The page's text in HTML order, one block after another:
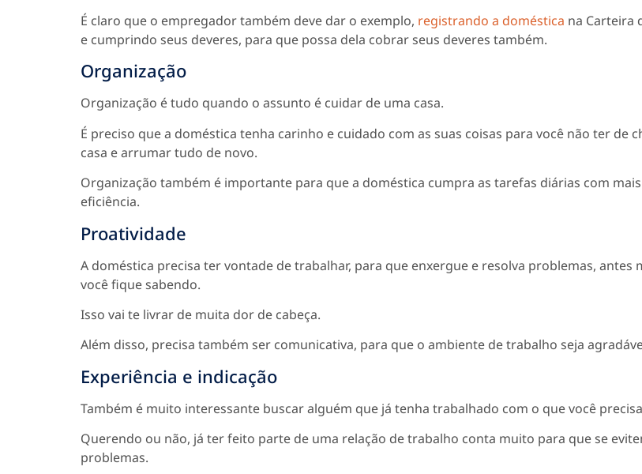
É claro que o empregador também deve dar o exemplo, registrando a doméstica na Carteira
e cumprindo seus deveres, para que possa dela cobrar seus deveres também.
Organização
Organização é tudo quando o assunto é cuidar de uma casa.
É preciso que a doméstica tenha carinho e cuidado com as suas coisas para você não ter de
casa e arrumar tudo de novo.
Organização também é importante para que a doméstica cumpra as tarefas diárias com
eficiência.
Proatividade
A doméstica precisa ter vontade de trabalhar, para que enxergue e resolva problemas, antes
você fique sabendo.
Isso vai te livrar de muita dor de cabeça.
Além disso, precisa também ser comunicativa, para que o ambiente de trabalho seja
Experiência e indicação
Também é muito interessante buscar alguém que já tenha trabalhado com o que você
Querendo ou não, já ter feito parte de uma relação de trabalho conta muito para que se
problemas.